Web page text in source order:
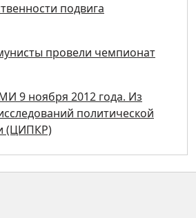
подвига
провели чемпионат
9 ноября 2012 года. Из
политической
(ЦИПКР)